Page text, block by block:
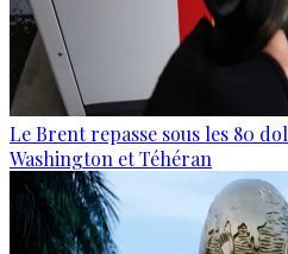
Le Brent repasse sous les 80
Washington et Téhéran